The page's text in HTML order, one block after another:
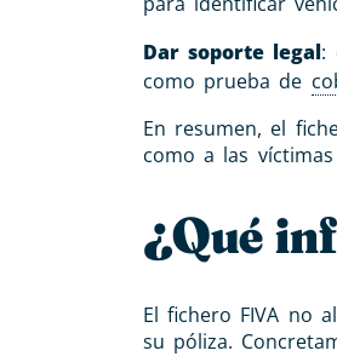
Dar soporte legal:
como prueba de
En resumen, el
como a las
¿Qué
El fichero FIVA no
su póliza.